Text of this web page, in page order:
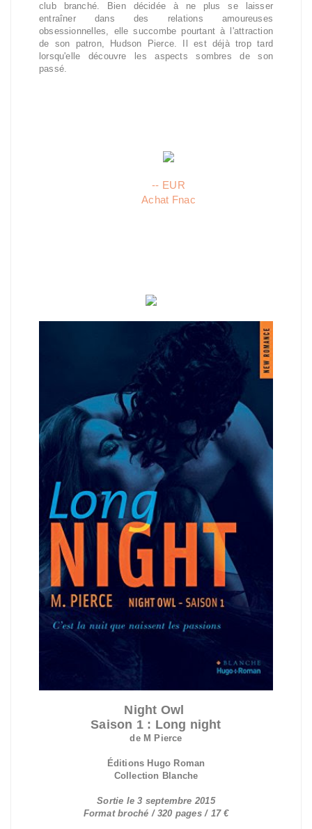
club branché. Bien décidée à ne plus se laisser
entraîner dans des relations amoureuses
obsessionnelles, elle succombe pourtant à l'attraction
de son patron, Hudson Pierce. Il est déjà trop tard
lorsqu'elle découvre les aspects sombres de son
passé.
-- EUR
Achat Fnac
Night Owl
Saison 1 : Long night
de M Pierce
Éditions Hugo Roman
Collection Blanche
Sortie le 3 septembre 2015
Format broché / 320 pages / 17 €